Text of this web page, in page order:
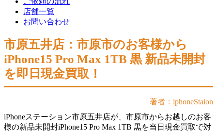
店舗一覧
お問い合わせ
市原五井店：市原市のお客様から
iPhone15 Pro Max 1TB 黒 新品未開封
を即日現金買取！
著者：iphoneStaion
iPhoneステーション市原五井店が、市原市からお越しのお客
様の新品未開封iPhone15 Pro Max 1TB 黒を当日現金買取で対